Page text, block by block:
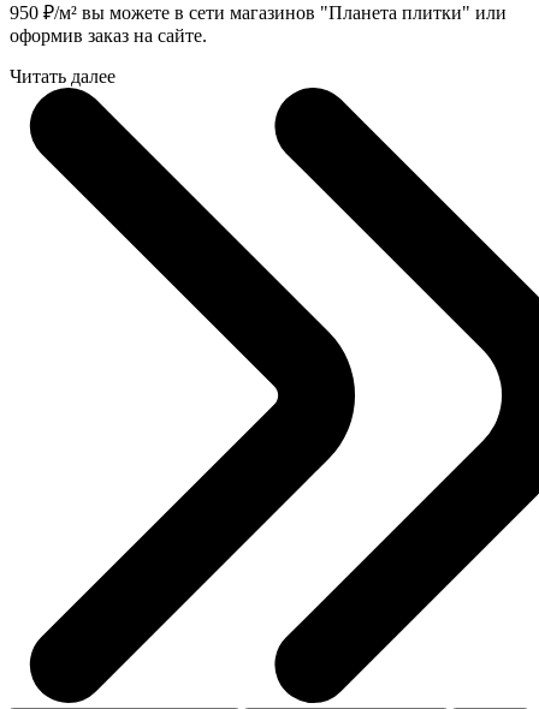
950 ₽/м² вы можете в сети магазинов "Планета плитки" или
оформив заказ на сайте.
Читать далее